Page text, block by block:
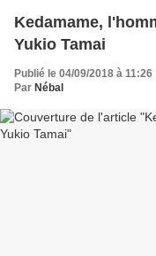
Kedamame,
Yukio Tamai
Publié le 04/09/2018 à 11:26
Par Nébal